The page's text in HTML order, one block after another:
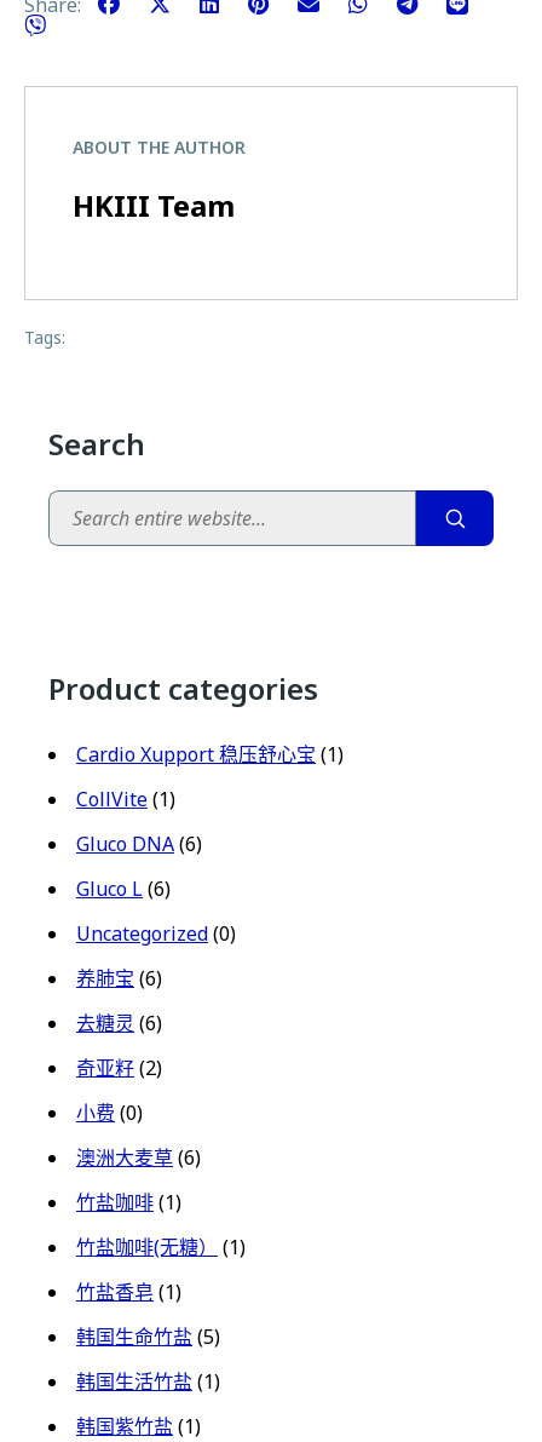
ABOUT THE AUTHOR
HKIII Team
Tags:
Search
Search
Product categories
Cardio Xupport 稳压舒心宝 (1)
CollVite(1)
Gluco DNA(6)
Gluco L(6)
Uncategorized(0)
养肺宝 (6)
去糖灵(6)
奇亚籽(2)
小费 (0)
澳洲大麦草(6)
竹盐咖啡(1)
竹盐咖啡(无糖）
(1)
竹盐香皂 (1)
韩国生命竹盐(5)
韩国生活竹盐(1)
韩国紫竹盐(1)